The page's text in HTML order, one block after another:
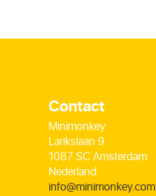
Contact
Minimonkey
Larikslaan 9
1087 SC Amsterdam
Nederland
info@minimonkey.com